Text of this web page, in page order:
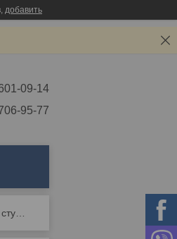
добавить
09-14
95-77